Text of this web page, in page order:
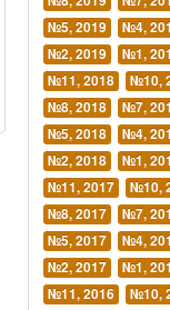
№5, 2019
№4,
№2, 2019
№1,
№11, 2018
№10,
№8, 2018
№7,
№5, 2018
№4,
№2, 2018
№1,
№11, 2017
№10,
№8, 2017
№7,
№5, 2017
№4,
№2, 2017
№1,
№11, 2016
№10,